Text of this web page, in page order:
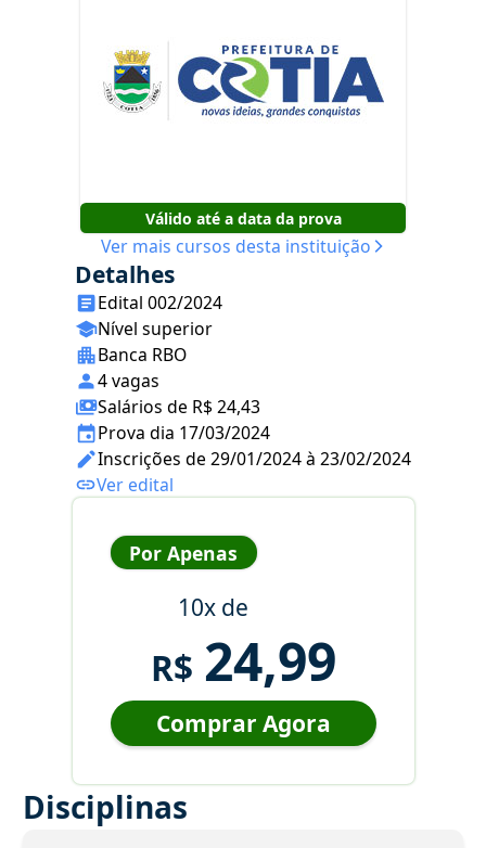
Válido até a data da prova
Ver mais cursos desta instituição
Detalhes
Edital 002/2024
Nível superior
Banca RBO
4 vagas
Salários de R$ 24,43
Prova dia 17/03/2024
Inscrições de 29/01/2024 à 23/02/2024
Ver edital
Por Apenas
10x de
R$ 24,99
Comprar Agora
Disciplinas